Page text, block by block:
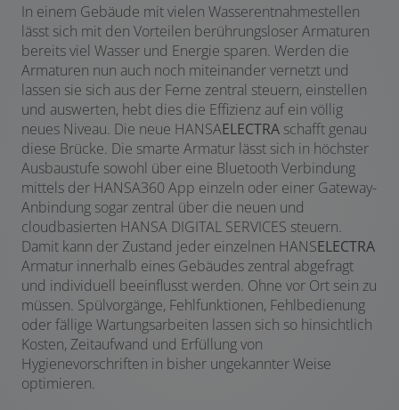
In einem Gebäude mit vielen Wasserentnahmestellen
lässt sich mit den Vorteilen berührungsloser Armaturen
bereits viel Wasser und Energie sparen. Werden die
Armaturen nun auch noch miteinander vernetzt und
lassen sie sich aus der Ferne zentral steuern, einstellen
und auswerten, hebt dies die Effizienz auf ein völlig
neues Niveau. Die neue HANSAELECTRA schafft genau
diese Brücke. Die smarte Armatur lässt sich in höchster
Ausbaustufe sowohl über eine Bluetooth Verbindung
mittels der HANSA360 App einzeln oder einer Gateway-
Anbindung sogar zentral über die neuen und
cloudbasierten HANSA DIGITAL SERVICES steuern.
Damit kann der Zustand jeder einzelnen HANSELECTRA
Armatur innerhalb eines Gebäudes zentral abgefragt
und individuell beeinflusst werden. Ohne vor Ort sein zu
müssen. Spülvorgänge, Fehlfunktionen, Fehlbedienung
oder fällige Wartungsarbeiten lassen sich so hinsichtlich
Kosten, Zeitaufwand und Erfüllung von
Hygienevorschriften in bisher ungekannter Weise
optimieren.